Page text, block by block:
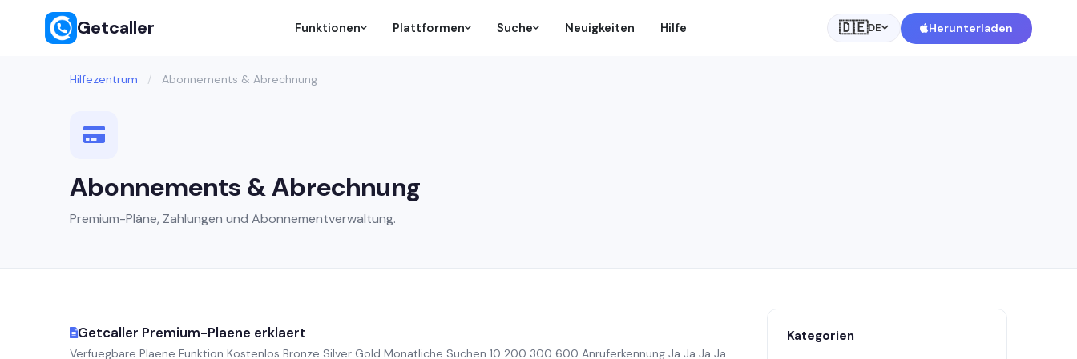
Getcaller Funktionen Plattformen Suche Neuigkeiten Hilfe 🇩🇪DE Herunterladen
Hilfezentrum / Abonnements & Abrechnung
Abonnements & Abrechnung
Premium-Pläne, Zahlungen und Abonnementverwaltung.
Getcaller Premium-Plaene erklaert
Verfuegbare Plaene Funktion Kostenlos Bronze Silver Gold Monatliche Suchen 10 200 300 600 Anruferkennung Ja Ja Ja Ja...
Kategorien